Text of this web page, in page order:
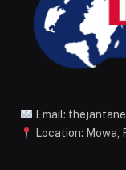
Email:
Location: Mowa,